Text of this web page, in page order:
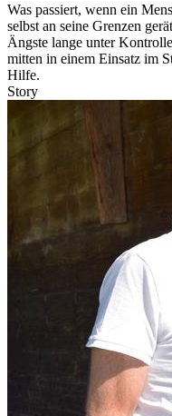
Was passiert, wenn ein
selbst an seine Grenzen
Ängste lange unter
mitten in einem Einsatz im
Hilfe.
Story